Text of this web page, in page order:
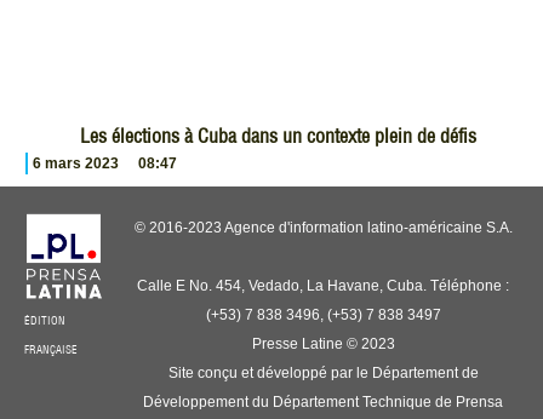
Les élections à Cuba dans un contexte plein de défis
6 mars 2023 08:47
ÉDITION
FRANÇAISE
© 2016-2023 Agence d'information latino-américaine S.A.
Calle E No. 454, Vedado, La Havane, Cuba. Téléphone :
(+53) 7 838 3496, (+53) 7 838 3497
Presse Latine © 2023
Site conçu et développé par le Département de
Développement du Département Technique de Prensa